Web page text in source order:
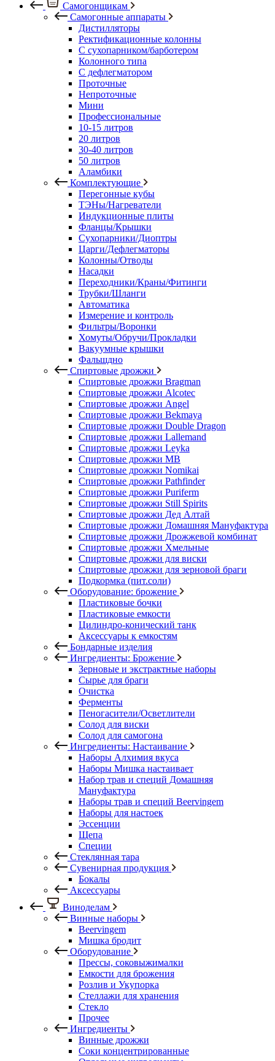
Самогонщикам
Самогонные аппараты
Дистилляторы
Ректификационные колонны
С сухопарником/барботером
Колонного типа
С дефлегматором
Проточные
Непроточные
Мини
Профессиональные
10-15 литров
20 литров
30-40 литров
50 литров
Аламбики
Комплектующие
Перегонные кубы
ТЭНы/Нагреватели
Индукционные плиты
Фланцы/Крышки
Сухопарники/Диоптры
Царги/Дефлегматоры
Колонны/Отводы
Насадки
Переходники/Краны/Фитинги
Трубки/Шланги
Автоматика
Измерение и контроль
Фильтры/Воронки
Хомуты/Обручи/Прокладки
Вакуумные крышки
Фальшдно
Спиртовые дрожжи
Спиртовые дрожжи Bragman
Спиртовые дрожжи Alcotec
Спиртовые дрожжи Angel
Спиртовые дрожжи Bekmaya
Спиртовые дрожжи Double Dragon
Спиртовые дрожжи Lallemand
Спиртовые дрожжи Leyka
Спиртовые дрожжи MB
Спиртовые дрожжи Nomikai
Спиртовые дрожжи Pathfinder
Спиртовые дрожжи Puriferm
Спиртовые дрожжи Still Spirits
Спиртовые дрожжи Дед Алтай
Спиртовые дрожжи Домашняя Мануфактура
Спиртовые дрожжи Дрожжевой комбинат
Спиртовые дрожжи Хмельные
Спиртовые дрожжи для виски
Спиртовые дрожжи для зерновой браги
Подкормка (пит.соли)
Оборудование: брожение
Пластиковые бочки
Пластиковые емкости
Цилиндро-конический танк
Аксессуары к емкостям
Бондарные изделия
Ингредиенты: Брожение
Зерновые и экстрактные наборы
Сырье для браги
Очистка
Ферменты
Пеногасители/Осветлители
Солод для виски
Солод для самогона
Ингредиенты: Настаивание
Наборы Алхимия вкуса
Наборы Мишка настаивает
Набор трав и специй Домашняя
Мануфактура
Наборы трав и специй Beervingem
Наборы для настоек
Эссенции
Щепа
Специи
Стеклянная тара
Сувенирная продукция
Бокалы
Аксессуары
Виноделам
Винные наборы
Beervingem
Мишка бродит
Оборудование
Прессы, соковыжималки
Емкости для брожения
Розлив и Укупорка
Стеллажи для хранения
Стекло
Прочее
Ингредиенты
Винные дрожжи
Соки концентрированные